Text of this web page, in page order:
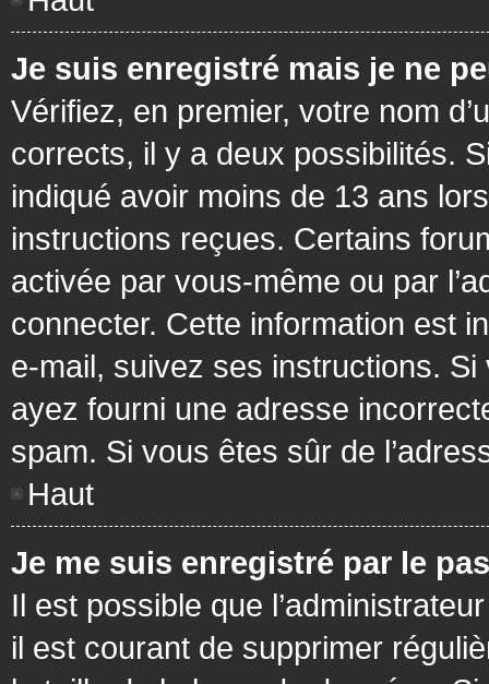
Je suis enregistré mais je ne
Vérifiez, en premier, votre nom
corrects, il y a deux possibilités.
indiqué avoir moins de 13 ans
instructions reçues. Certains
activée par vous-même ou par
connecter. Cette information est
e-mail, suivez ses instructions. Si
ayez fourni une adresse
spam. Si vous êtes sûr de
Haut
Je me suis enregistré par le
Il est possible que
il est courant de supprimer